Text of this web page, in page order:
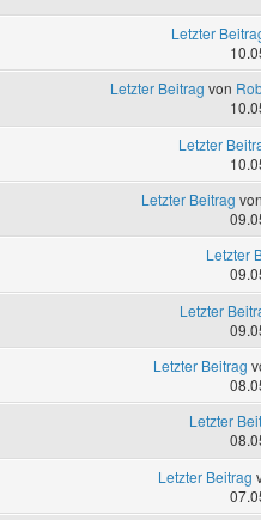
Letzter
Letzter Beitrag von
Letzter
Letzter Beitrag von
Letzter
Letzter
Letzter Beitrag
Letzter
Letzter Beitrag